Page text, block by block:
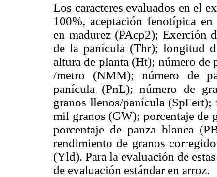
Los caracteres evaluados en el
100%, aceptación fenotípica
en madurez (PAcp2); Exerción
de la panícula (Thr); longitud
altura de planta (Ht); número de
/metro (NMM); número de
panícula (PnL); número de
granos llenos/panícula
mil granos (GW); porcentaje de
porcentaje de panza blanca
rendimiento de granos
(Yld). Para la evaluación de
de evaluación estándar en arroz.